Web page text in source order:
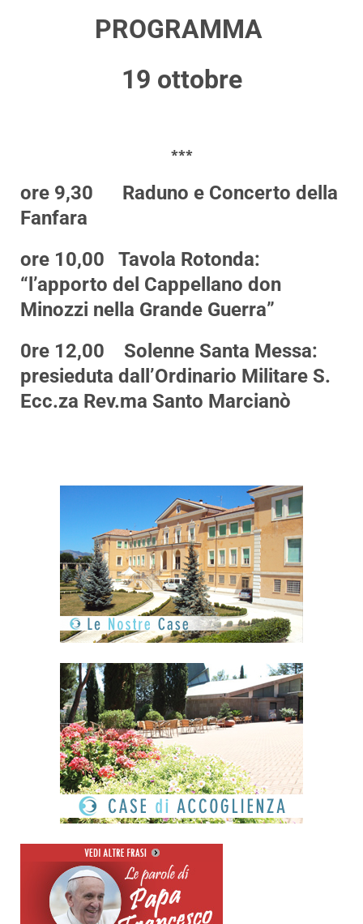
PROGRAMMA
19 ottobre
***
ore 9,30 Raduno e Concerto della
Fanfara
ore 10,00
Tavola Rotonda:
“l’apporto del Cappellano don
Minozzi nella Grande Guerra”
0re 12,00 Solenne Santa Messa:
presieduta dall’Ordinario Militare S.
Ecc.za Rev.ma Santo Marcianò